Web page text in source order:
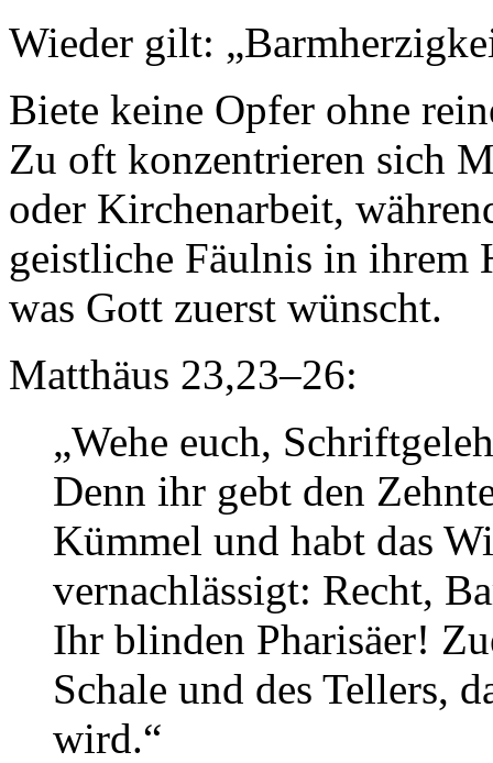
Wieder gilt:
Biete keine Opfer ohne
Zu oft konzentrieren sich
oder Kirchenarbeit,
geistliche Fäulnis in ihrem
was Gott zuerst wünscht.
Matthäus 23,23–26:
„Wehe euch,
Denn ihr gebt den
Kümmel und habt das
vernachlässigt: Recht,
Ihr blinden Pharisäer!
Schale und des Tellers,
wird.“